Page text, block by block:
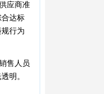
应商准
达标
行为
售人员
明。